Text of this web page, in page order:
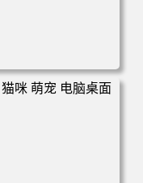
4K 电脑壁纸 3840x2
全